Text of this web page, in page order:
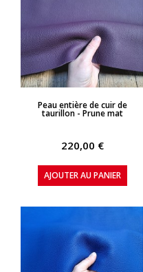
APERÇU RAPIDE
Peau entière de cuir de
taurillon - Prune mat
220,00 €
AJOUTER AU PANIER